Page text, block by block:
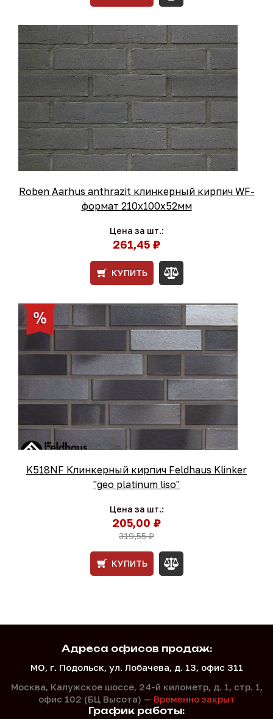
Roben Aarhus anthrazit клинкерный кирпич WF-
формат 210x100x52мм
Цена за шт.:
261,45 ₽
КУПИТЬ
K518NF Клинкерный кирпич Feldhaus Klinker
"geo platinum liso"
Цена за шт.:
205,00 ₽
319,55 ₽
КУПИТЬ
Адреса офисов продаж:
МО, г. Подольск, ул. Лобачева, д. 13, офис 311
Москва, Калужское шоссе, 24-й километр, д. 1, стр. 1,
офис 102 (БЦ Высота) — Временно закрыт
График работы: